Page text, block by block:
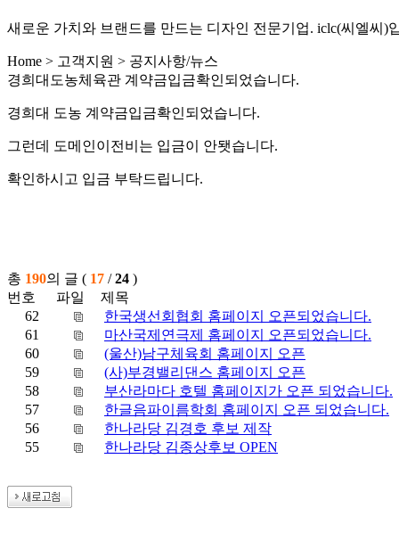
새로운 가치와 브랜드를 만드는 디자인 전문기업. iclc(씨엘씨)
Home > 고객지원 > 공지사항/뉴스
경희대도농체육관 계약금입금확인되었습니다.
경희대 도농 계약금입금확인되었습니다.
그런데 도메인이전비는 입금이 안됏습니다.
확인하시고 입금 부탁드립니다.
총 190의 글 ( 17 /24 )
번호
파일
제목
62
한국생선회협회 홈페이지 오픈되었습니다.
61
마산국제연극제 홈페이지 오픈되었습니다.
60
(울산)남구체육회 홈페이지 오픈
59
(사)부경밸리댄스 홈페이지 오픈
58
부산라마다 호텔 홈페이지가 오픈 되었습니다.
57
한글음파이름학회 홈페이지 오픈 되었습니다.
56
한나라당 김경호 후보 제작
55
한나라당 김종상후보 OPEN